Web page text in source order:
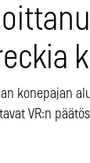
konepajan
VR:n